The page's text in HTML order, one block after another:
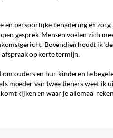
en persoonlijke benadering en zorg
gesprek. Mensen voelen zich
Bovendien houdt ik ‘de
afspraak op korte termijn.
om ouders en hun kinderen te
moeder van twee tieners weet ik
kijken en waar je allemaal